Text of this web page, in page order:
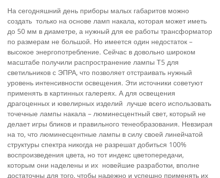
На сегодняшний день приборы малых габаритов можно
создать только на основе ламп накала, которая может иметь
до 50 мм в диаметре, а нужный для ее работы трансформатор
по размерам не большой. Но имеется один недостаток –
высокое энергопотребление. Сейчас в довольно широком
масштабе получили распространение лампы Т5 для
светильников с ЭПРА, что позволяет отстраивать нужный
уровень интенсивности освещения. Эти источники советуют
применять в картинных галереях. А для освещения
драгоценных и ювелирных изделий лучше всего использовать
точечные лампы накала – люминесцентный свет, который не
делает игры бликов и правильного тенеобразования. Невзирая
на то, что люминесцентные лампы в силу своей линейчатой
структуры спектра никогда не разрешат добиться 100%
воспроизведения цвета, но тот индекс цветопередачи,
которым они наделены и их новейшие разработки, вполне
достаточны для того, чтобы надежно и успешно применять их